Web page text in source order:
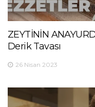
ZEYTİNİN
Derik Tavası
26 Nisan 2023